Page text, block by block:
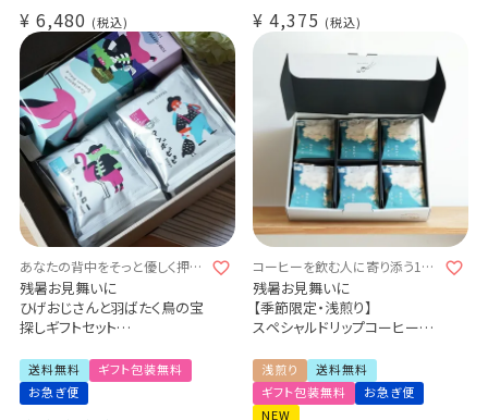
¥ 6,480 税込 ¥ 4,375 税込
あなたの背中をそっと優しく押し
てくれる1杯となりますように
残暑お見舞いに
ひげおじさんと羽ばたく鳥の宝
探しギフトセット
コーヒー2種
詰め合わせギフトセット
カリビアントレジャーブレンド
送料無料
ギフト包装無料
お急ぎ便
コーヒーを飲む人に寄り添う1杯
となりますように
残暑お見舞いに
【季節限定・浅煎り】
スペシャルドリップコーヒー
ギフトセット - 驟雨 -
コスタリカ ケブラダ・グランデ
農園
浅煎り
送料無料
ギフト包装無料
お急ぎ便
NEW